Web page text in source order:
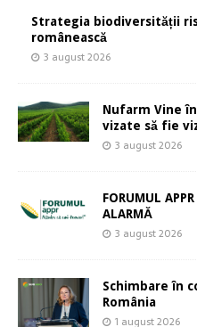
Strategia biodiversității
românească
3 august 2026
Nufarm Vine
vizate să fie
3 august 2026
FORUMUL
ALARMĂ
3 august 2026
Schimbare în
România
1 august 2026